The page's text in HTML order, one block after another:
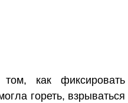
как фиксировать
гореть, взрываться